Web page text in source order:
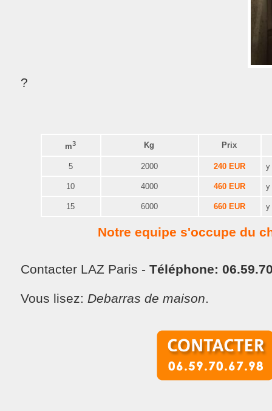
?
m3 Kg Prix
5 2000 240 EUR y
10 4000 460 EUR y
15 6000 660 EUR y
Notre equipe s'occupe du
Contacter LAZ Paris - Téléphone:
Vous lisez: Debarras de maison.